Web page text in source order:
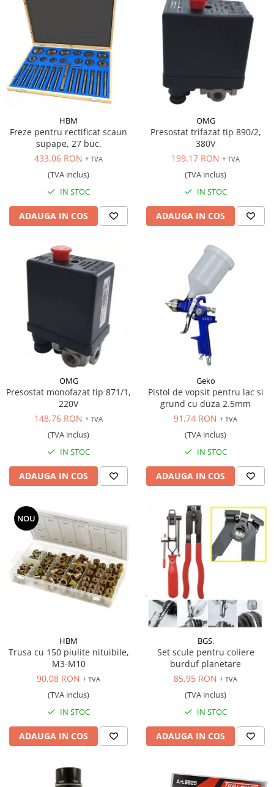
HBM
Freze pentru rectificat scaun
supape, 27 buc.
433,06 RON + TVA
(TVA inclus)
IN STOC
ADAUGA IN COS
OMG
Presostat trifazat tip 890/2,
380V
199,17 RON + TVA
(TVA inclus)
IN STOC
ADAUGA IN COS
OMG
Presostat monofazat tip 871/1,
220V
148,76 RON + TVA
(TVA inclus)
IN STOC
ADAUGA IN COS
Geko
Pistol de vopsit pentru lac si
grund cu duza 2.5mm
91,74 RON + TVA
(TVA inclus)
IN STOC
ADAUGA IN COS
NOU
HBM
Trusa cu 150 piulite nituibile,
M3-M10
90,08 RON + TVA
(TVA inclus)
IN STOC
ADAUGA IN COS
BGS.
Set scule pentru coliere
burduf planetare
85,95 RON + TVA
(TVA inclus)
IN STOC
ADAUGA IN COS